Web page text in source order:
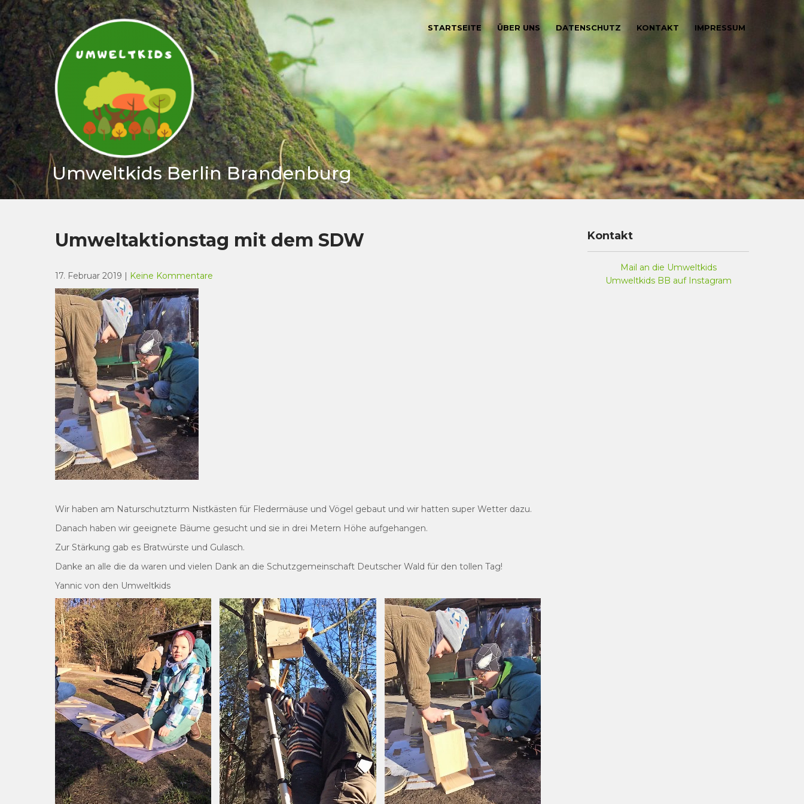
Skip
to
content
Umweltkids Berlin Brandenburg
STARTSEITE ÜBER UNS DATENSCHUTZ KONTAKT IMPRESSUM
Umweltaktionstag mit dem SDW
17. Februar 2019 | Keine Kommentare
Wir haben am Naturschutzturm Nistkästen für Fledermäuse und Vögel gebaut und wir hatten super Wetter dazu.
Danach haben wir geeignete Bäume gesucht und sie in drei Metern Höhe aufgehangen.
Zur Stärkung gab es Bratwürste und Gulasch.
Danke an alle die da waren und vielen Dank an die Schutzgemeinschaft Deutscher Wald für den tollen Tag!
Yannic von den Umweltkids
Kontakt
Mail an die Umweltkids
Umweltkids BB auf Instagram